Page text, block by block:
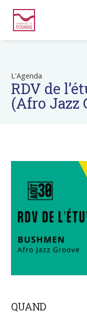
L'Agenda
RDV de
(Afro Jazz
QUAND